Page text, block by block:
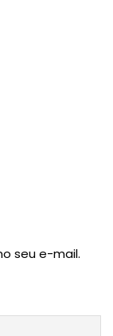
seu e-mail.